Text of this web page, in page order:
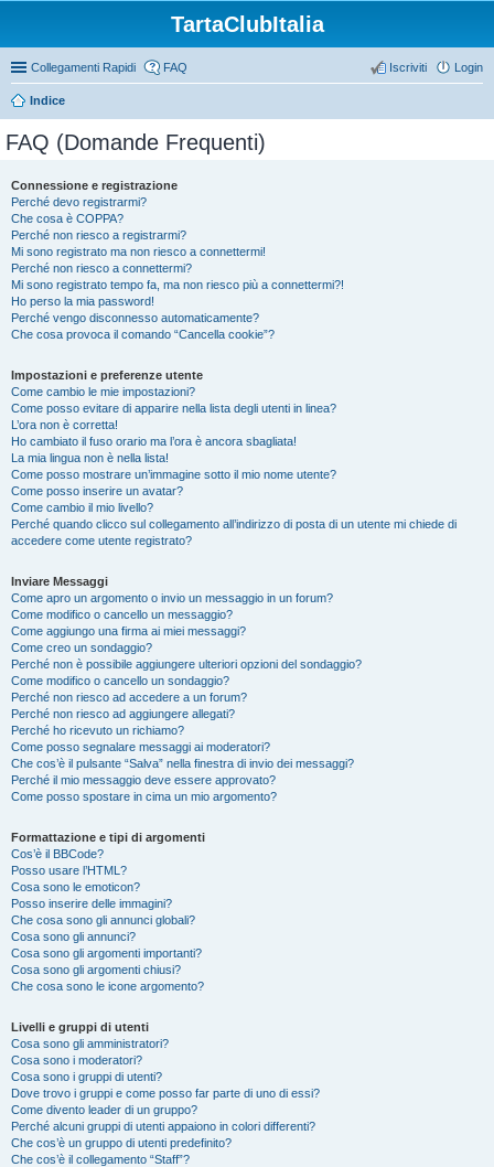
TartaClubItalia
Collegamenti Rapidi FAQ Login
Iscriviti
Indice
FAQ (Domande Frequenti)
Connessione e registrazione
Perché devo registrarmi?
Che cosa è COPPA?
Perché non riesco a registrarmi?
Mi sono registrato ma non riesco a connettermi!
Perché non riesco a connettermi?
Mi sono registrato tempo fa, ma non riesco più a connettermi?!
Ho perso la mia password!
Perché vengo disconnesso automaticamente?
Che cosa provoca il comando “Cancella cookie”?
Impostazioni e preferenze utente
Come cambio le mie impostazioni?
Come posso evitare di apparire nella lista degli utenti in linea?
L’ora non è corretta!
Ho cambiato il fuso orario ma l’ora è ancora sbagliata!
La mia lingua non è nella lista!
Come posso mostrare un’immagine sotto il mio nome utente?
Come posso inserire un avatar?
Come cambio il mio livello?
Perché quando clicco sul collegamento all’indirizzo di posta di un utente mi chiede di
accedere come utente registrato?
Inviare Messaggi
Come apro un argomento o invio un messaggio in un forum?
Come modifico o cancello un messaggio?
Come aggiungo una firma ai miei messaggi?
Come creo un sondaggio?
Perché non è possibile aggiungere ulteriori opzioni del sondaggio?
Come modifico o cancello un sondaggio?
Perché non riesco ad accedere a un forum?
Perché non riesco ad aggiungere allegati?
Perché ho ricevuto un richiamo?
Come posso segnalare messaggi ai moderatori?
Che cos’è il pulsante “Salva” nella finestra di invio dei messaggi?
Perché il mio messaggio deve essere approvato?
Come posso spostare in cima un mio argomento?
Formattazione e tipi di argomenti
Cos’è il BBCode?
Posso usare l’HTML?
Cosa sono le emoticon?
Posso inserire delle immagini?
Che cosa sono gli annunci globali?
Cosa sono gli annunci?
Cosa sono gli argomenti importanti?
Cosa sono gli argomenti chiusi?
Che cosa sono le icone argomento?
Livelli e gruppi di utenti
Cosa sono gli amministratori?
Cosa sono i moderatori?
Cosa sono i gruppi di utenti?
Dove trovo i gruppi e come posso far parte di uno di essi?
Come divento leader di un gruppo?
Perché alcuni gruppi di utenti appaiono in colori differenti?
Che cos’è un gruppo di utenti predefinito?
Che cos’è il collegamento “Staff”?